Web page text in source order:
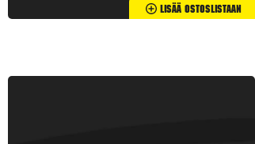
Lisää Ostoslistaan